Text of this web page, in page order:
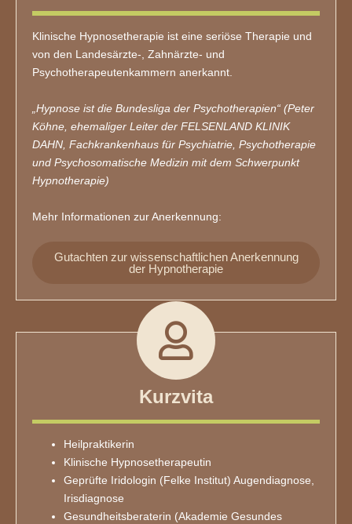
Klinische Hypnosetherapie ist eine seriöse Therapie und
von den Landesärzte-, Zahnärzte- und
Psychotherapeutenkammern anerkannt.
„Hypnose ist die Bundesliga der Psychotherapien“ (Peter
Köhne, ehemaliger Leiter der FELSENLAND KLINIK
DAHN, Fachkrankenhaus für Psychiatrie, Psychotherapie
und Psychosomatische Medizin mit dem Schwerpunkt
Hypnotherapie)
Mehr Informationen zur Anerkennung:
Gutachten zur wissenschaftlichen Anerkennung
der Hypnotherapie
Kurzvita
Heilpraktikerin
Klinische Hypnosetherapeutin
Geprüfte Iridologin (Felke Institut) Augendiagnose,
Irisdiagnose
Gesundheitsberaterin (Akademie Gesundes